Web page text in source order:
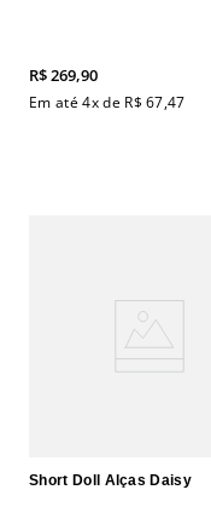
R$269,90
Em até4x de R$ 67,47
Short Doll Alças Daisy